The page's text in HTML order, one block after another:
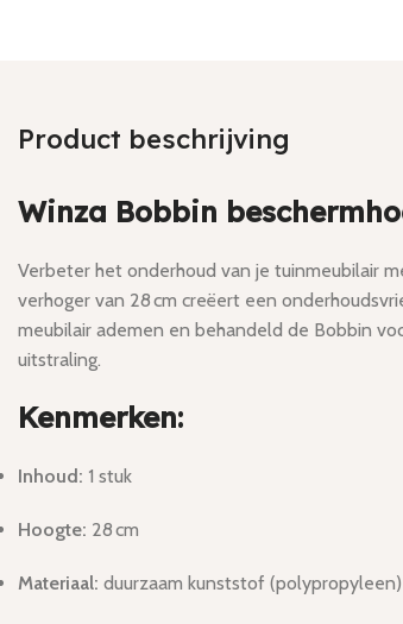
Product beschrijving
Winza Bobbin
Verbeter het onderhoud van je tuinmeubilair
verhoger van 28 cm creëert een
meubilair ademen en behandeld de Bobbin
uitstraling.
Kenmerken:
Inhoud: 1 stuk
Hoogte: 28 cm
Materiaal: duurzaam kunststof (polypropyleen)